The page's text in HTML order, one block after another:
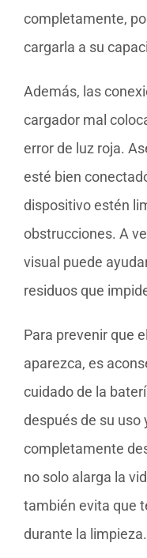
completamente,
cargarla a su
Además, las
cargador mal
error de luz roja.
esté bien
dispositivo estén
obstrucciones. A
visual puede
residuos que
Para prevenir que
aparezca, es
cuidado de la
después de su uso
completamente
no solo alarga la
también evita que
durante la limpieza.